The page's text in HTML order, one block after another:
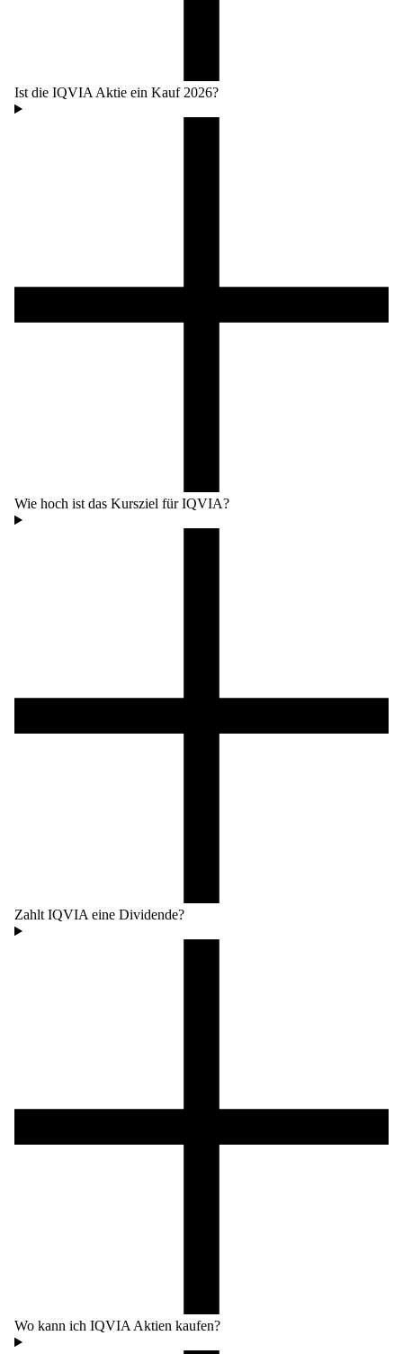
Ist die IQVIA Aktie ein Kauf 2026?
Wie hoch ist das Kursziel für IQVIA?
Zahlt IQVIA eine Dividende?
Wo kann ich IQVIA Aktien kaufen?